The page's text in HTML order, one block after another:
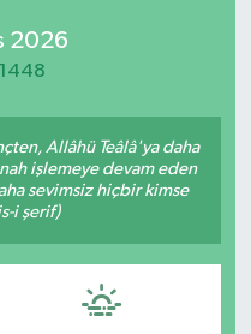
2026
Allâhü Teâlâ'ya daha
işlemeye devam eden
sevimsiz hiçbir kimse
i şerif)